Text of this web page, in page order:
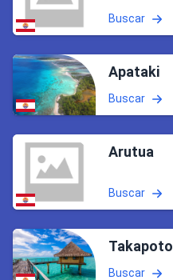
Buscar
Apataki
Buscar
Arutua
Buscar
Takapoto
Buscar